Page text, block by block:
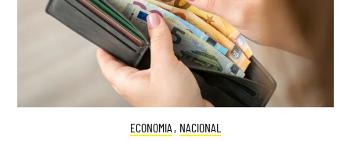
ECONOMIA , NACIONAL